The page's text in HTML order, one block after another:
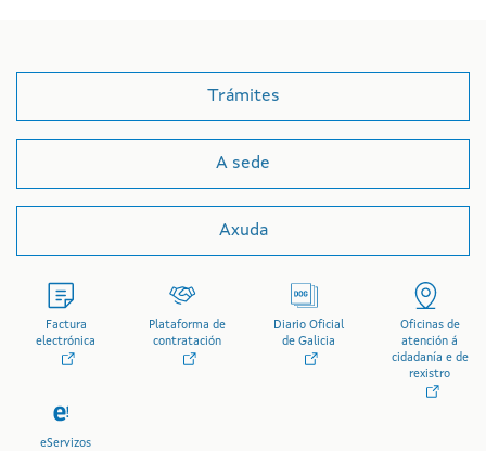
Trámites
A sede
Axuda
Factura
electrónica
Plataforma de
contratación
Diario Oficial
de Galicia
Oficinas de
atención á
cidadanía e de
rexistro
eServizos